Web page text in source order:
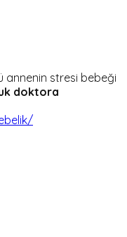
annenin stresi bebeği
doktora